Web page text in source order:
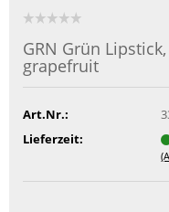
GRN Grün
grapefruit
Art.Nr.:
Lieferzeit: